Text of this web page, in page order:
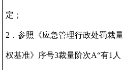
定；
2．参照《应急管理行政处罚裁量
权基准》序号3裁量阶次A“有1人